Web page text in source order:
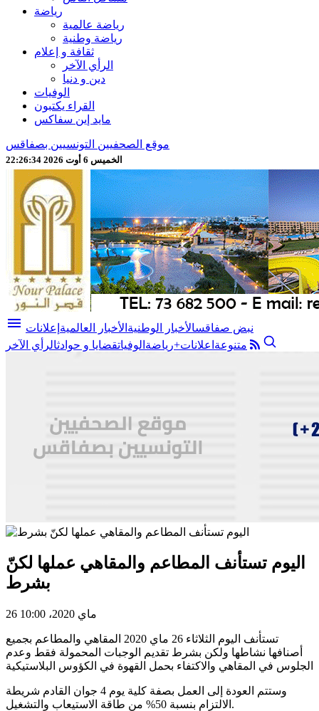
رياضة
رياضة عالمية
رياضة وطنية
ثقافة و إعلام
الرأي الآخر
دين و دنيا
الوفيات
القراء يكتبون
مايد إين سفاكس
موقع الصحفيين التونسيين بصفاقس
الخميس 6 أوت 2026 22:26:36
menu نبض صفاقسالأخبار الوطنية الأخبار العالمية إعلانات
متنوعة اعلانات+رياضة الوفياتقضايا و حوادثالرأي الآخر
اليوم تستأنف المطاعم والمقاهي عملها لكنّ
بشرط
26 ماي 2020، 10:00
تستأنف اليوم الثلاثاء 26 ماي 2020 المقاهي والمطاعم بجميع
أصنافها نشاطها ولكن بشرط تقديم الوجبات المحمولة فقط وعدم
الجلوس في المقاهي والاكتفاء بحمل القهوة في الكؤوس البلاستيكية
وستتم العودة إلى العمل بصفة كلية يوم 4 جوان القادم شريطة
الالتزام بنسبة 50% من طاقة الاستيعاب والتشغيل.